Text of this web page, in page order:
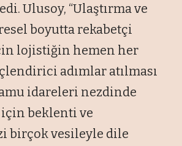
Ulusoy, “Ulaştırma ve
boyutta rekabetçi
lojistiğin hemen her
adımlar atılması
idareleri nezdinde
beklenti ve
birçok vesileyle dile